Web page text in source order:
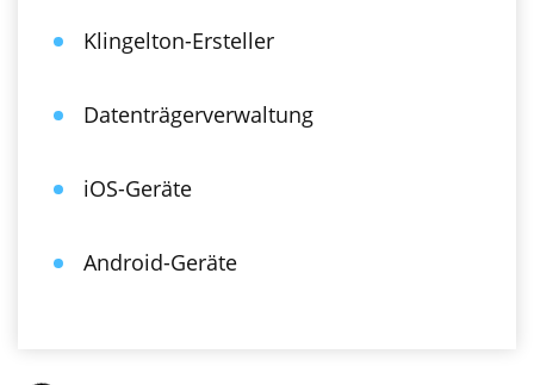
Klingelton-Ersteller
Datenträgerverwaltung
iOS-Geräte
Android-Geräte